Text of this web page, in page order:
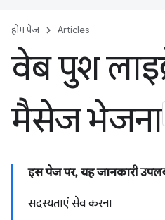
होम पेज Articles
वेब पुश
मैसेज भेजना
इस पेज पर, यह जानकारी
सदस्यताएं सेव करना